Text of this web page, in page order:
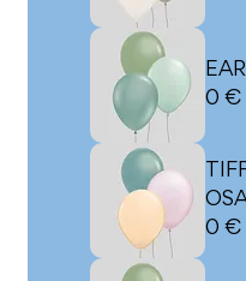
0 €
0 €